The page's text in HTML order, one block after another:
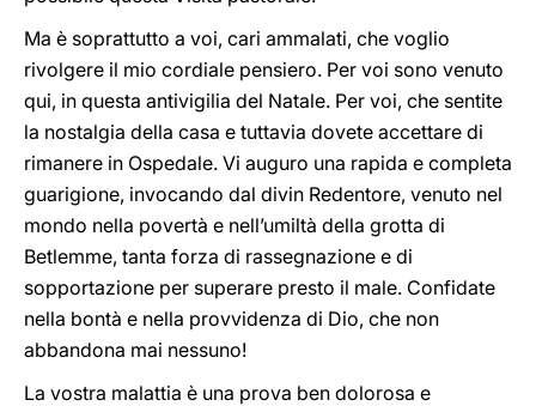
Ma è soprattutto a voi, cari ammalati, che voglio
rivolgere il mio cordiale pensiero. Per voi sono venuto
qui, in questa antivigilia del Natale. Per voi, che sentite
la nostalgia della casa e tuttavia dovete accettare di
rimanere in Ospedale. Vi auguro una rapida e completa
guarigione, invocando dal divin Redentore, venuto nel
mondo nella povertà e nell’umiltà della grotta di
Betlemme, tanta forza di rassegnazione e di
sopportazione per superare presto il male. Confidate
nella bontà e nella provvidenza di Dio, che non
abbandona mai nessuno!
La vostra malattia è una prova ben dolorosa e